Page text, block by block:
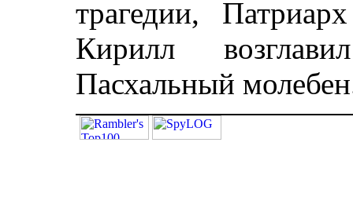
трагедии,
Кирилл
Пасхальный